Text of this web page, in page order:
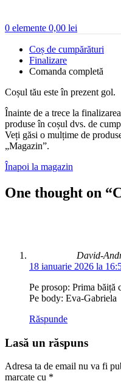
0 elemente 0,00 lei
Coș de cumpărături
Finalizare
Comanda completă
Coșul tău este în prezent gol.
Înainte de a trece la
produse în coșul dvs. de
Veți găsi o mulțime de
„Magazin”.
Înapoi la magazin
One thought on “
David-
18 ianuarie 2026 la
Pe prosop: Prima băiță
Pe body: Eva-Gabriela
Răspunde
Lasă un răspuns
Adresa ta de email nu va fi
marcate cu *